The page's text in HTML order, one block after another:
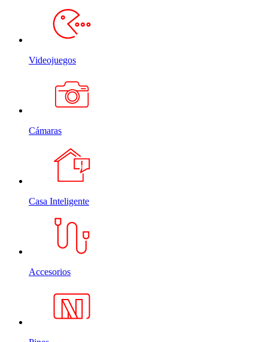
Videojuegos
Cámaras
Casa Inteligente
Accesorios